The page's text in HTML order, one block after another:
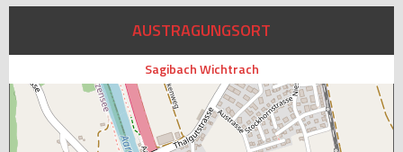
AUSTRAGUNGSORT
Sagibach Wichtrach